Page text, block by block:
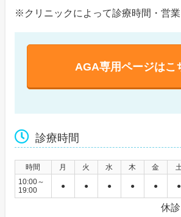
※クリニックによって診療時間・営業
AGA専用ページはこ
診療時間
時間 月 火 水 木 金
10:00～
19:00
● ● ● ● ● ●
休